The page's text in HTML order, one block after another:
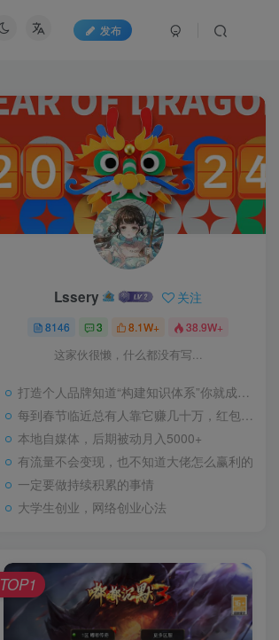
发布
Lssery 关注
8146 3 8.1W+ 38.9W+
这家伙很懒，什么都没有写...
打造个人品牌知道“构建知识体系”你就成功了一半
每到春节临近总有人靠它赚几十万，红包封面玩法拆解！
本地自媒体，后期被动月入5000+
有流量不会变现，也不知道大佬怎么赢利的
一定要做持续积累的事情
大学生创业，网络创业心法
TOP1